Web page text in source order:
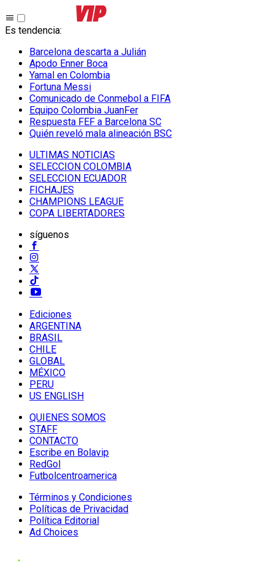
Es tendencia:
Barcelona descarta a Julián
Apodo Enner Boca
Yamal en Colombia
Fortuna Messi
Comunicado de Conmebol a FIFA
Equipo Colombia JuanFer
Respuesta FEF a Barcelona SC
Quién reveló mala alineación BSC
ULTIMAS NOTICIAS
SELECCION COLOMBIA
SELECCION ECUADOR
FICHAJES
CHAMPIONS LEAGUE
COPA LIBERTADORES
síguenos
Ediciones
ARGENTINA
BRASIL
CHILE
GLOBAL
MÉXICO
PERU
US ENGLISH
QUIENES SOMOS
STAFF
CONTACTO
Escribe en Bolavip
RedGol
Futbolcentroamerica
Términos y Condiciones
Políticas de Privacidad
Política Editorial
Ad Choices